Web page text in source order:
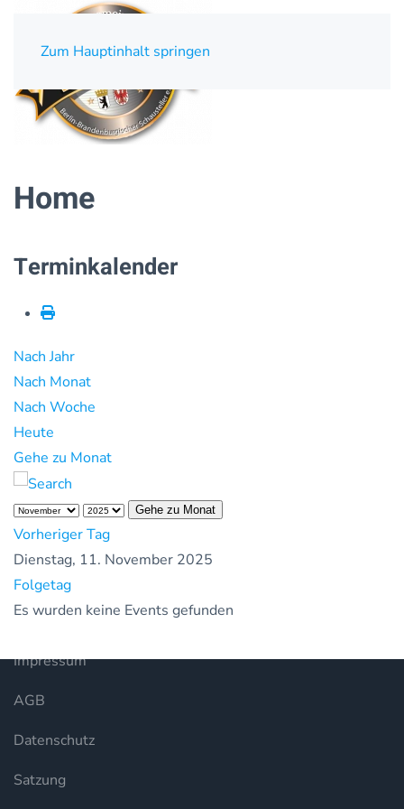
Zum Hauptinhalt springen
Home
Terminkalender
Nach Jahr
Nach Monat
Nach Woche
Heute
Gehe zu Monat
Gehe zu Monat
Vorheriger Tag
Dienstag, 11. November 2025
Folgetag
Es wurden keine Events gefunden
Impressum
AGB
Datenschutz
Satzung